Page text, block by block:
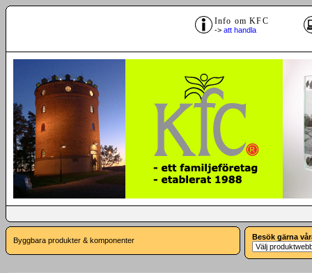
Info om KFC
-> att handla
Byggbara produkter & komponenter Besök gärna